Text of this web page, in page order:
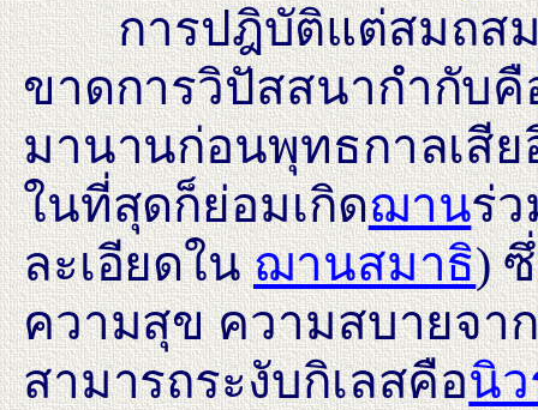
การปฎิบัติแต่สมถสมา
ขาดการวิปัสสนากำกับ
มานานก่อนพุทธกาลเสี
ในที่สุดก็ย่อมเกิดฌานร่
ละเอียดในฌานสมาธิ)
ความสุข ความสบายจา
สามารถระงับกิเลสคือนิ